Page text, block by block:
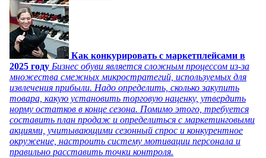
Как конкурировать с маркетплейсами в
2025 году Бизнес обуви является сложным процессом из-за
множества смежных микростратегий, используемых для
извлечения прибыли. Надо определить, сколько закупить
товара, какую установить торговую наценку, утвердить
норму остатков в конце сезона. Помимо этого, требуется
составить план продаж и определиться с маркетинговыми
акциями, учитывающими сезонный спрос и конкурентное
окружение, настроить систему мотивации персонала и
правильно расставить точки контроля.